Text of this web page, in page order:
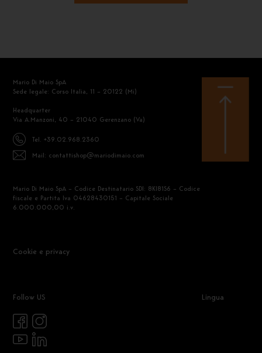
Mario Di Maio SpA
Sede legale: Corso Italia, 11 – 20122 (Mi)
Headquarter
Via A.Manzoni, 40 – 21040 Gerenzano (Va)
Tel. +39.02.968.2360
Mail: contattishop@mariodimaio.com
Mario Di Maio SpA – Codice Destinatario SDI: 8KI81S6 – Codice
fiscale e Partita Iva 04628430151 – Capitale Sociale
6.000.000,00 i.v.
Cookie e privacy
Follow US Lingua